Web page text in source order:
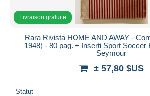
Livraison gratuite
Rara Rivista HOME AND AWAY -
1948) - 80 pag. + Inserti Sport Soccer
Seymour
± 57,80 $US
Statut